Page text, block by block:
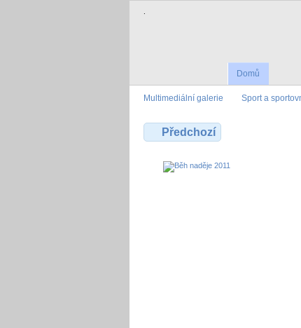
.
Domů
Multimediální galerie Sport a
Předchozí